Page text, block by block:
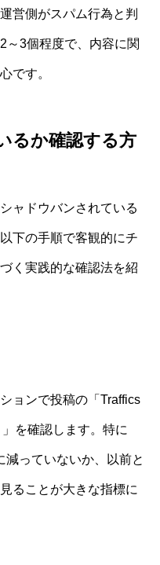
営側がスパム行為と判
～3個程度で、内容に関
です。
るか確認する方
ャドウバンされている
下の手順で客観的にチ
く実践的な確認法を紹
ョンで投稿の「Traffics
を確認します。特に
減っていないか、以前と
ることが大きな指標に